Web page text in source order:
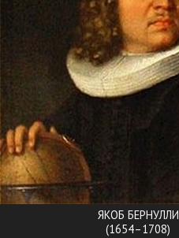
ЯКОБ БЕРНУЛЛИ
(1654–1708)